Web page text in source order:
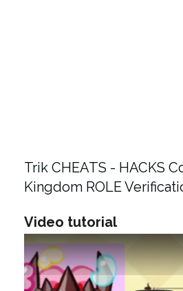
Trik CHEATS - HACKS
Kingdom ROLE
Video tutorial